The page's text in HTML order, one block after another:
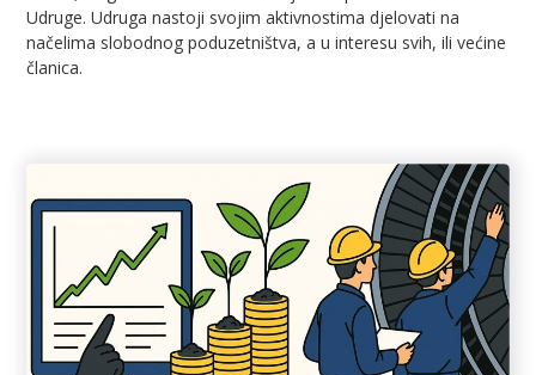
Udruge. Udruga nastoji svojim aktivnostima djelovati na
načelima slobodnog poduzetništva, a u interesu svih, ili većine
članica.